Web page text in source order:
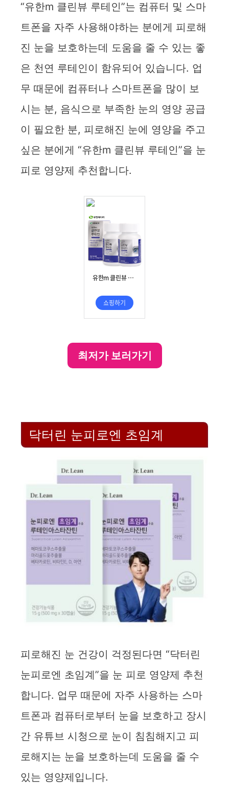
“유한m 클린뷰 루테인”는 컴퓨터 및 스마
트폰을 자주 사용해야하는 분에게 피로해
진 눈을 보호하는데 도움을 줄 수 있는 좋
은 천연 루테인이 함유되어 있습니다. 업
무 때문에 컴퓨터나 스마트폰을 많이 보
시는 분, 음식으로 부족한 눈의 영양 공급
이 필요한 분, 피로해진 눈에 영양을 주고
싶은 분에게 “유한m 클린뷰 루테인”을 눈
피로 영양제 추천합니다.
최저가 보러가기
닥터린 눈피로엔 초임계
피로해진 눈 건강이 걱정된다면 “닥터린
눈피로엔 초임계”을 눈 피로 영양제 추천
합니다. 업무 때문에 자주 사용하는 스마
트폰과 컴퓨터로부터 눈을 보호하고 장시
간 유튜브 시청으로 눈이 침침해지고 피
로해지는 눈을 보호하는데 도움을 줄 수
있는 영양제입니다.